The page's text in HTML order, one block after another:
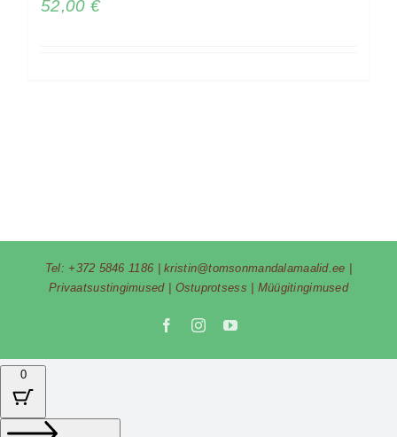
52,00 €
Tel: +372 5846 1186 |kristin@tomsonmandalamaalid.ee
Privaatsustingimused| Ostuprotsess Müügitingimused
FacebookInstagramYouTube
0